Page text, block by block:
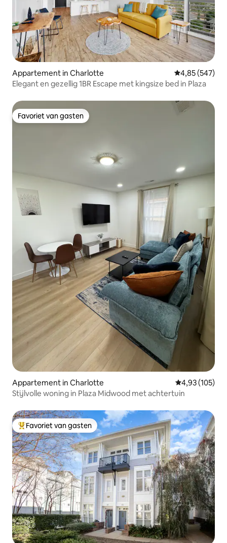
Appartement in Charlotte Gemiddelde
4,85 (547)
Elegant en gezellig 1BR Escape met kingsize bed in Plaza
Favoriet van gasten
Favoriet van gasten
Appartement in Charlotte Gemiddelde
4,93 (105)
Stijlvolle woning in Plaza Midwood met achtertuin
Topfavoriet van gasten
Favoriet van gasten